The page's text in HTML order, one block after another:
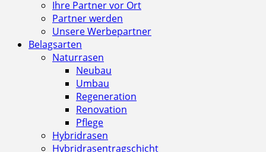
Ihre Partner vor Ort
Partner werden
Unsere Werbepartner
Belagsarten
Naturrasen
Neubau
Umbau
Regeneration
Renovation
Pflege
Hybridrasen
Hybridrasentragschicht